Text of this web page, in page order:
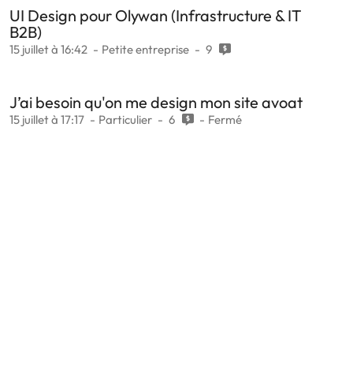
UI Design pour Olywan (Infrastructure & IT
B2B)
15 juillet à 16:42 Petite entreprise 9
J’ai besoin qu'on me design mon site avoat
15 juillet à 17:17 Particulier 6 Fermé